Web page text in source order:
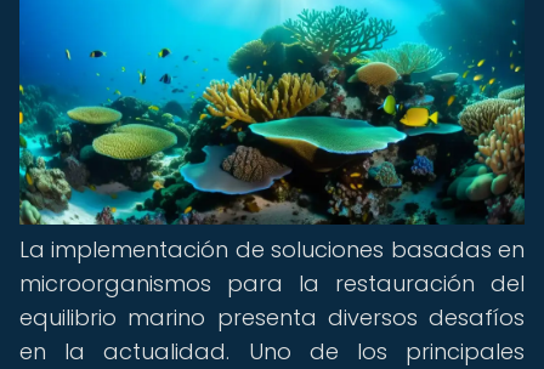
La implementación de soluciones basadas en
microorganismos para la restauración del
equilibrio marino presenta diversos desafíos
en la actualidad. Uno de los principales